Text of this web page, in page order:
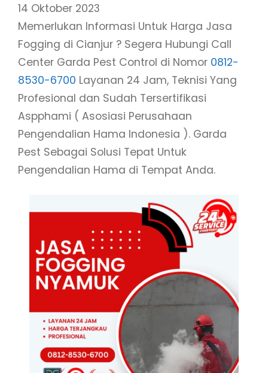
14 Oktober 2023
Memerlukan Informasi Untuk Harga Jasa
Fogging di Cianjur ? Segera Hubungi Call
Center Garda Pest Control di Nomor 0812-
8530-6700 Layanan 24 Jam, Teknisi Yang
Profesional dan Sudah Tersertifikasi
Aspphami ( Asosiasi Perusahaan
Pengendalian Hama Indonesia ). Garda
Pest Sebagai Solusi Tepat Untuk
Pengendalian Hama di Tempat Anda.